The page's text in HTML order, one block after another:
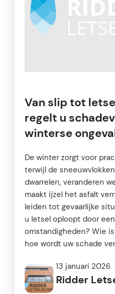
Van slip tot
regelt u
winterse
De winter zorgt voor
terwijl de
dwarrelen, veranderen
maakt ijzel het asfalt
leiden tot gevaarlijke
u letsel oploopt door
omstandigheden? Wie
hoe wordt uw schade
13 januari 2026
Ridder